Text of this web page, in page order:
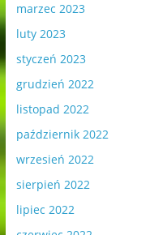
marzec 2023
luty 2023
styczeń 2023
grudzień 2022
listopad 2022
październik 2022
wrzesień 2022
sierpień 2022
lipiec 2022